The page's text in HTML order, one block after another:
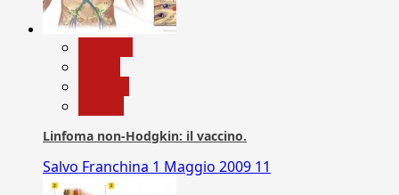
Linfoma non-Hodgkin: il vaccino.
Salvo Franchina 1 Maggio 2009 11